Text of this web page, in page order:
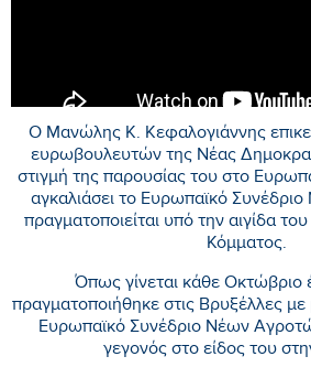
Ο Μανώλης Κ. Κεφαλογιάννης
ευρωβουλευτών της Νέας
στιγμή της παρουσίας του στο
αγκαλιάσει το Ευρωπαϊκό
πραγματοποιείται υπό την αιγίδα
Κόμματος.
Όπως γίνεται κάθε Οκτώβριο
πραγματοποιήθηκε στις Βρυξέλλες με
Ευρωπαϊκό Συνέδριο Νέων
γεγονός στο είδος του